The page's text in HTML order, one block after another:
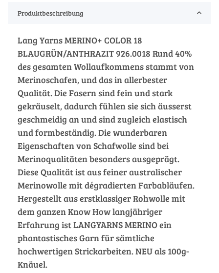
Produktbeschreibung
Lang Yarns MERINO+ COLOR 18
BLAUGRÜN/ANTHRAZIT 926.0018 Rund 40%
des gesamten Wollaufkommens stammt von
Merinoschafen, und das in allerbester
Qualität. Die Fasern sind fein und stark
gekräuselt, dadurch fühlen sie sich äusserst
geschmeidig an und sind zugleich elastisch
und formbeständig. Die wunderbaren
Eigenschaften von Schafwolle sind bei
Merinoqualitäten besonders ausgeprägt.
Diese Qualität ist aus feiner australischer
Merinowolle mit dégradierten Farbabläufen.
Hergestellt aus erstklassiger Rohwolle mit
dem ganzen Know How langjähriger
Erfahrung ist LANGYARNS MERINO ein
phantastisches Garn für sämtliche
hochwertigen Strickarbeiten. NEU als 100g-
Knäuel.